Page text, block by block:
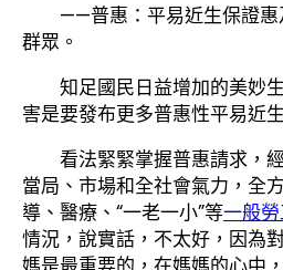
——普惠：平易近生保證惠
群眾。
知足國民日益增加的美妙
害是要發布更多普惠性平易近
看法緊緊掌握普惠請求，
當局、市場和全社會氣力，全
導、醫療、“一老一小”等一般
情況，說實話，不太好，因為